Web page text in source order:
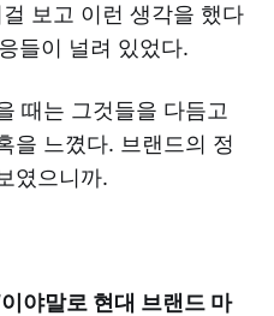
보고 이런 생각을 했다
들이 널려 있었다.
때는 그것들을 다듬고
을 느꼈다. 브랜드의 정
였으니까.
야말로 현대 브랜드 마